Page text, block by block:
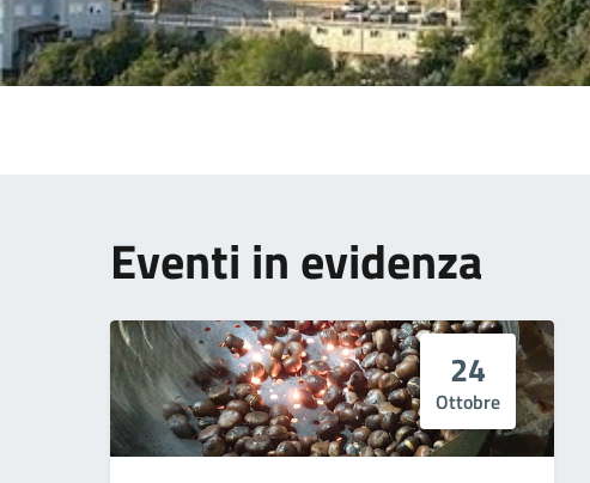
Eventi in evidenza
24
Ottobre